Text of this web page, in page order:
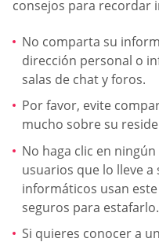
consejos para recordar
No comparta su
dirección personal o
salas de chat y foros.
Por favor, evite
mucho sobre su
No haga clic en
usuarios que lo lleve
informáticos usan
seguros para estafarlo.
Si quieres conocer a